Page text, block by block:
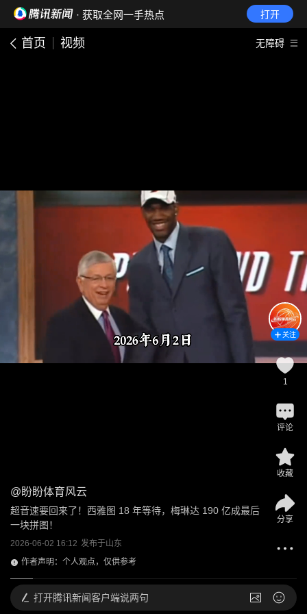
· 获取全网一手热点 打开
首页 视频 无障碍
@盼盼体育风云
超音速要回来了！西雅图 18 年等待，梅琳达 190 亿成最后
一块拼图！
2026-06-02 16:12 发布于山东
作者声明：个人观点，仅供参考
关注
1
评论
收藏
分享
打开腾讯新闻客户端说两句